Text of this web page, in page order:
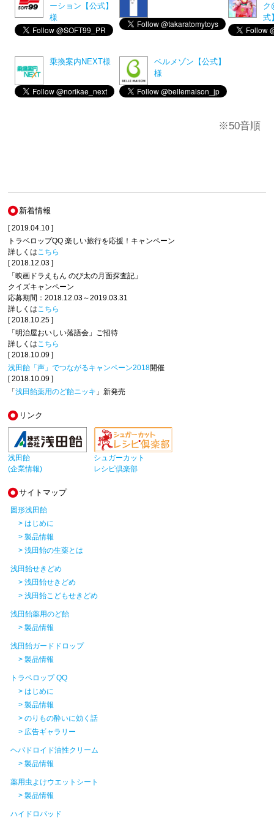
ーション【公式】
様
ク
式
乗換案内NEXT様
ベルメゾン【公式】
様
※50音順
新着情報
[ 2019.04.10 ]
トラベロップQQ 楽しい旅行を応援！キャンペーン
詳しくはこちら
[ 2018.12.03 ]
「映画ドラえもん のび太の月面探査記」
クイズキャンペーン
応募期間：2018.12.03～2019.03.31
詳しくはこちら
[ 2018.10.25 ]
「明治屋おいしい落語会」ご招待
詳しくはこちら
[ 2018.10.09 ]
浅田飴「声」でつながるキャンペーン2018開催
[ 2018.10.09 ]
「浅田飴薬用のど飴ニッキ 」新発売
リンク
浅田飴
(企業情報)
シュガーカット
レシピ倶楽部
サイトマップ
固形浅田飴
> はじめに
> 製品情報
> 浅田飴の生薬とは
浅田飴せきどめ
> 浅田飴せきどめ
> 浅田飴こどもせきどめ
浅田飴薬用のど飴
> 製品情報
浅田飴ガードドロップ
> 製品情報
トラベロップ QQ
> はじめに
> 製品情報
> のりもの酔いに効く話
> 広告ギャラリー
ヘパドロイド油性クリーム
> 製品情報
薬用虫よけウエットシート
> 製品情報
ハイドロパッド